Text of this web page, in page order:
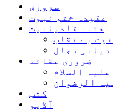
سرورق
عقیدہ ختم نبوت
فتنہ قادیانیت
بے نقاب
دجال
ضروری عقائد
السلام
الرضوان
کتب
آڈیو